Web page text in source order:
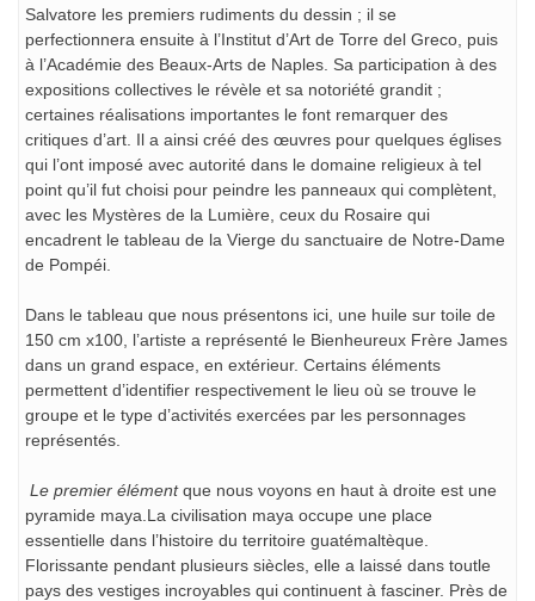
Salvatore les premiers rudiments du dessin ; il se
perfectionnera ensuite à l’Institut d’Art de Torre del Greco, puis
à l’Académie des Beaux-Arts de Naples. Sa participation à des
expositions collectives le révèle et sa notoriété grandit ;
certaines réalisations importantes le font remarquer des
critiques d’art. Il a ainsi créé des œuvres pour quelques églises
qui l’ont imposé avec autorité dans le domaine religieux à tel
point qu’il fut choisi pour peindre les panneaux qui complètent,
avec les Mystères de la Lumière, ceux du Rosaire qui
encadrent le tableau de la Vierge du sanctuaire de Notre-Dame
de Pompéi.
Dans le tableau que nous présentons ici, une huile sur toile de
150 cm x100, l’artiste a représenté le Bienheureux Frère James
dans un grand espace, en extérieur. Certains éléments
permettent d’identifier respectivement le lieu où se trouve le
groupe et le type d’activités exercées par les personnages
représentés.
Le premier élémentque nous voyons en haut à droite est une
pyramide maya.La civilisation maya occupe une place
essentielle dans l’histoire du territoire guatémaltèque.
Florissante pendant plusieurs siècles, elle a laissé dans toutle
pays des vestiges incroyables qui continuent à fasciner. Près de